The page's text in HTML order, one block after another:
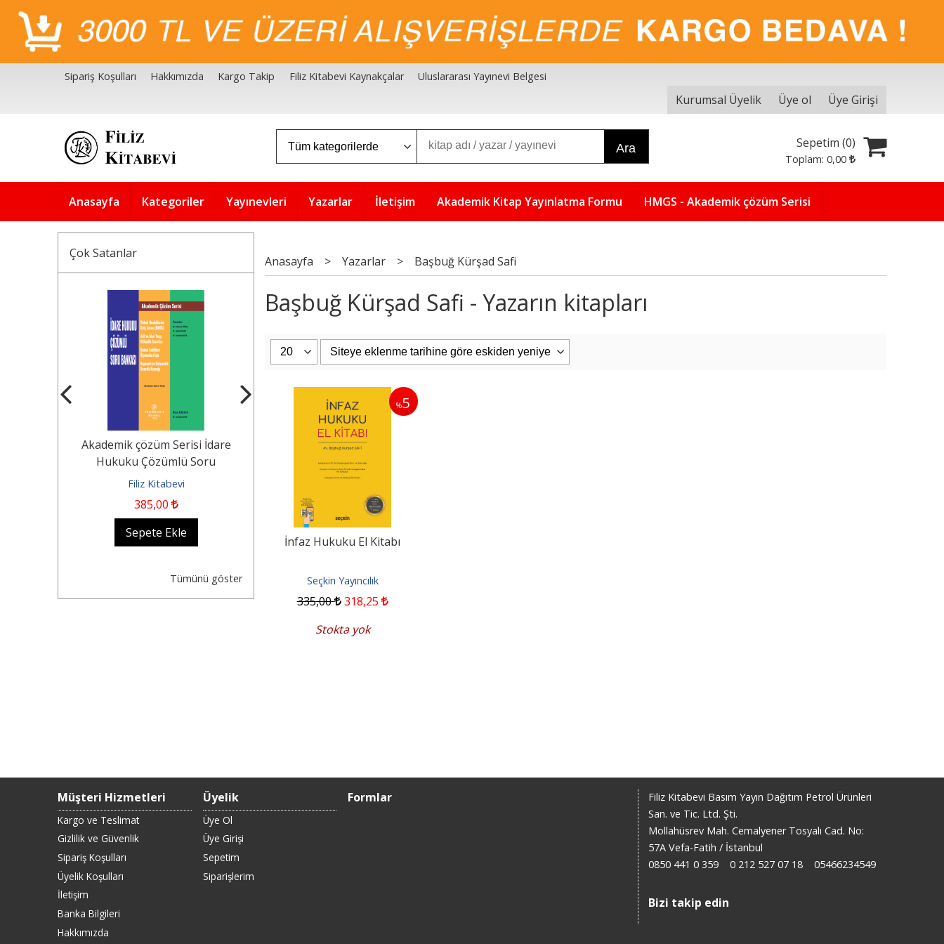
Sipariş Koşulları Hakkımızda Kargo Takip Filiz Kitabevi Kaynakçalar Uluslararası Yayınevi Belgesi
Kurumsal Üyelik Üye ol Üye Girişi
Ara Sepetim (0)
Toplam:0,00
Anasayfa Kategoriler Yayınevleri Yazarlar İletişim Akademik Kitap Yayınlatma Formu HMGS - Akademik çözüm Serisi
Çok Satanlar
Akademik çözüm Serisi İdare
Hukuku Çözümlü Soru
Bankası Hukuk...
Filiz Kitabevi
385,00
Sepete Ekle
%5
KOCAYUSUFPAŞAOĞLU/HATEMİ/SEROZAN/ARPACI
Borçlar Hukuku Genel Bölüm...
Filiz Kitabevi
1.250,00
,50
Sepete Ekle
%5
Tümünü göster
Anasayfa > Yazarlar > Başbuğ Kürşad Safi
Başbuğ Kürşad Safi - Yazarın kitapları
%5
İnfaz Hukuku El Kitabı
Seçkin Yayıncılık
335,00 318,25
Stokta yok
Müşteri Hizmetleri
Kargo ve Teslimat
Gizlilik ve Güvenlik
Sipariş Koşulları
Üyelik Koşulları
İletişim
Banka Bilgileri
Hakkımızda
Üyelik
Üye Ol
Üye Girişi
Sepetim
Siparişlerim
Formlar
Filiz Kitabevi Basım Yayın Dağıtım Petrol Ürünleri
San. ve Tic. Ltd. Şti.
Mollahüsrev Mah. Cemalyener Tosyalı Cad. No:
57A Vefa-Fatih / İstanbul
0850 441 0 359
0 212 527 07 18 05466234549
Bizi takip edin